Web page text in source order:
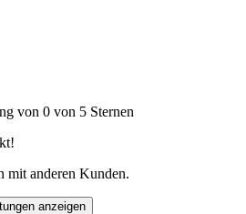
von 0 von 5 Sternen
mit anderen Kunden.
anzeigen